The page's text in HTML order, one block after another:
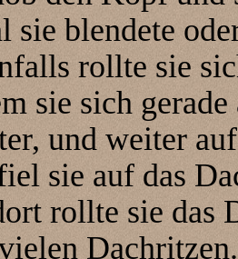
sie blendete
rollte sie
sie sich
und weiter
sie auf das
rollte sie das